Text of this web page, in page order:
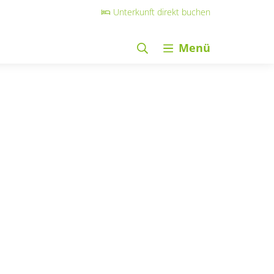
Unterkunft direkt buchen
Menü